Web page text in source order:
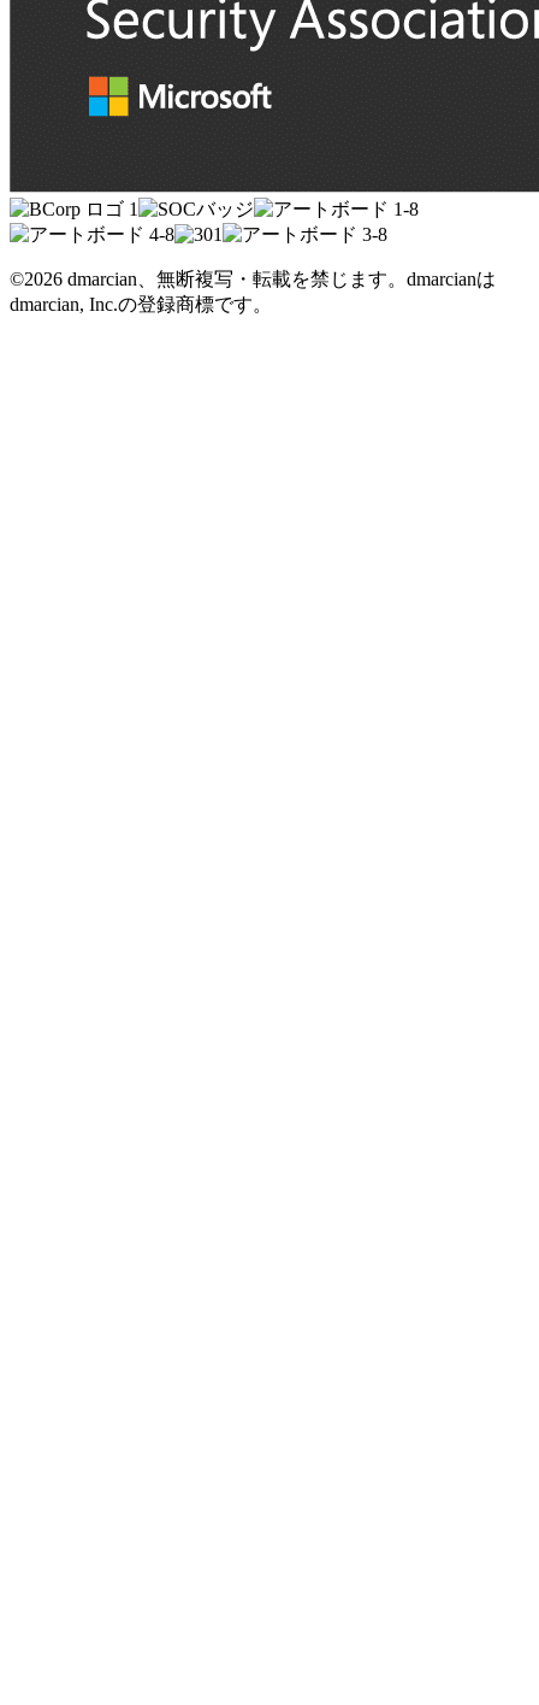
©2026 dmarcian、無断複写・転載を禁じます。dmarcianは
dmarcian, Inc.の登録商標です。